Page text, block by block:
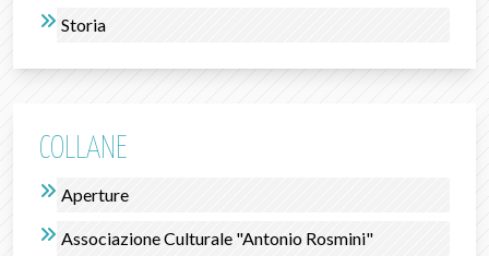
Storia
COLLANE
Aperture
Associazione Culturale "Antonio Rosmini"